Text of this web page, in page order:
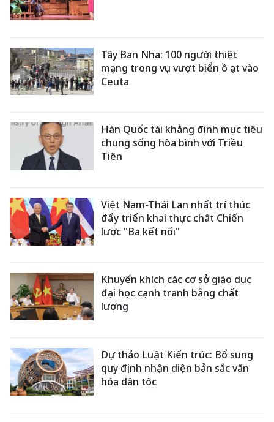
Tây Ban Nha: 100 người thiệt
mạng trong vụ vượt biển ồ ạt vào
Ceuta
Hàn Quốc tái khẳng định mục tiêu
chung sống hòa bình với Triều
Tiên
Việt Nam-Thái Lan nhất trí thúc
đẩy triển khai thực chất Chiến
lược "Ba kết nối"
Khuyến khích các cơ sở giáo dục
đại học cạnh tranh bằng chất
lượng
Dự thảo Luật Kiến trúc: Bổ sung
quy định nhận diện bản sắc văn
hóa dân tộc